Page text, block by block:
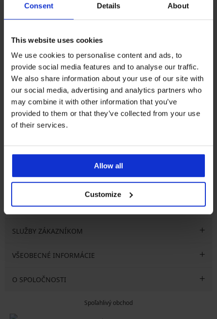
Consent Details About
This website uses cookies
We use cookies to personalise content and ads, to
provide social media features and to analyse our traffic.
We also share information about your use of our site with
our social media, advertising and analytics partners who
may combine it with other information that you’ve
provided to them or that they’ve collected from your use
of their services.
Allow all
Customize
Výhodné poštovné
Chytrý sprievodca
Počas pracovných dní od 8:00 do 17:00
02 205 703 40
info@astratex.sk
Newsletter
CHCEM ODOBERAŤ
SLUŽBY ZÁKAZNÍKOM
VŠEOBECNÉ INFORMÁCIE
O SPOLOČNOSTI
Spoľahlivý obchod